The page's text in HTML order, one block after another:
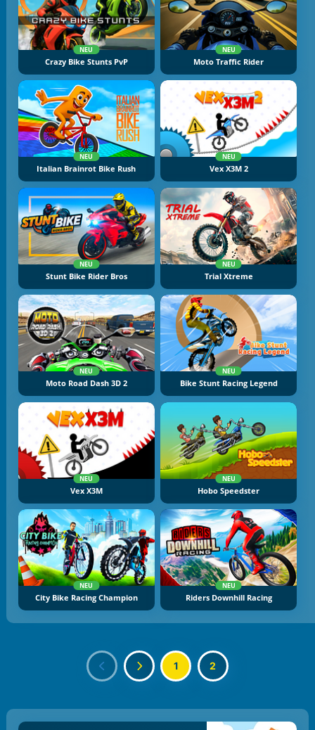
NEU
Crazy Bike Stunts PvP
NEU
Moto Traffic Rider
NEU
Italian Brainrot Bike Rush
NEU
Vex X3M 2
NEU
Stunt Bike Rider Bros
NEU
Trial Xtreme
NEU
Moto Road Dash 3D 2
NEU
Bike Stunt Racing Legend
NEU
Vex X3M
NEU
Hobo Speedster
NEU
City Bike Racing Champion
NEU
Riders Downhill Racing
1 2